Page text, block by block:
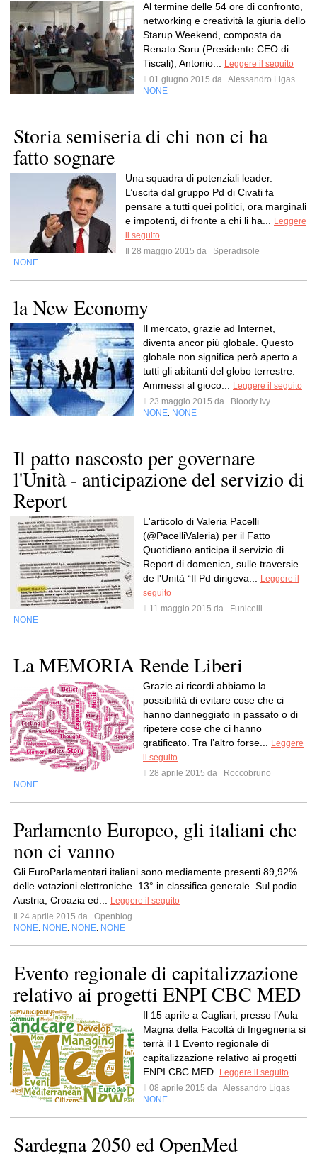
Al termine delle 54 ore di confronto,
networking e creatività la giuria dello
Starup Weekend, composta da
Renato Soru (Presidente CEO di
Tiscali), Antonio...
Leggere il seguito
Il 01 giugno 2015 da Alessandro Ligas
NONE
Storia semiseria di chi non ci ha
fatto sognare
Una squadra di potenziali leader.
L’uscita dal gruppo Pd di Civati fa
pensare a tutti quei politici, ora marginali
e impotenti, di fronte a chi li ha...
Leggere
il seguito
Il 28 maggio 2015 da
Speradisole
NONE
la New Economy
Il mercato, grazie ad Internet,
diventa ancor più globale. Questo
globale non significa però aperto a
tutti gli abitanti del globo terrestre.
Ammessi al gioco...
Leggere il seguito
Il 23 maggio 2015 da
Bloody Ivy
NONE NONE
Il patto nascosto per governare
l'Unità - anticipazione del servizio di
Report
L'articolo di Valeria Pacelli
(@PacelliValeria) per il Fatto
Quotidiano anticipa il servizio di
Report di domenica, sulle traversie
de l'Unità “Il Pd dirigeva...
Leggere il
seguito
Il 11 maggio 2015 da
Funicelli
NONE
La MEMORIA Rende Liberi
Grazie ai ricordi abbiamo la
possibilità di evitare cose che ci
hanno danneggiato in passato o di
ripetere cose che ci hanno
gratificato. Tra l’altro forse...
Leggere
il seguito
Il 28 aprile 2015 da
Roccobruno
NONE
Parlamento Europeo, gli italiani che
non ci vanno
Gli EuroParlamentari italiani sono mediamente presenti 89,92%
delle votazioni elettroniche. 13° in classifica generale. Sul podio
Austria, Croazia ed...
Leggere il seguito
Il 24 aprile 2015 da
Openblog
NONE NONE NONE NONE
Evento regionale di capitalizzazione
relativo ai progetti ENPI CBC MED
Il 15 aprile a Cagliari, presso l’Aula
Magna della Facoltà di Ingegneria si
terrà il 1 Evento regionale di
capitalizzazione relativo ai progetti
ENPI CBC MED.
Leggere il seguito
Il 08 aprile 2015 da Alessandro Ligas
NONE
Sardegna 2050 ed OpenMed